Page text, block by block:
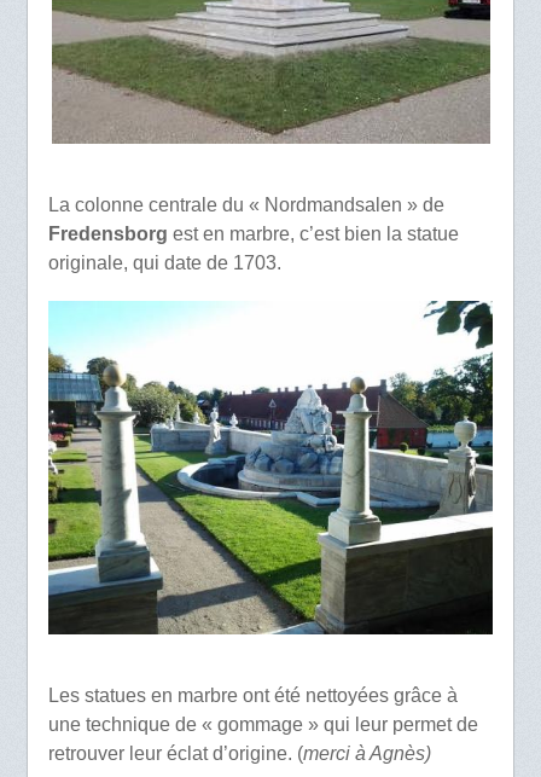
La colonne centrale du « Nordmandsalen » de
Fredensborg est en marbre, c’est bien la statue
originale, qui date de 1703.
Les statues en marbre ont été nettoyées grâce à
une technique de « gommage » qui leur permet de
retrouver leur éclat d’origine. (merci à Agnès)